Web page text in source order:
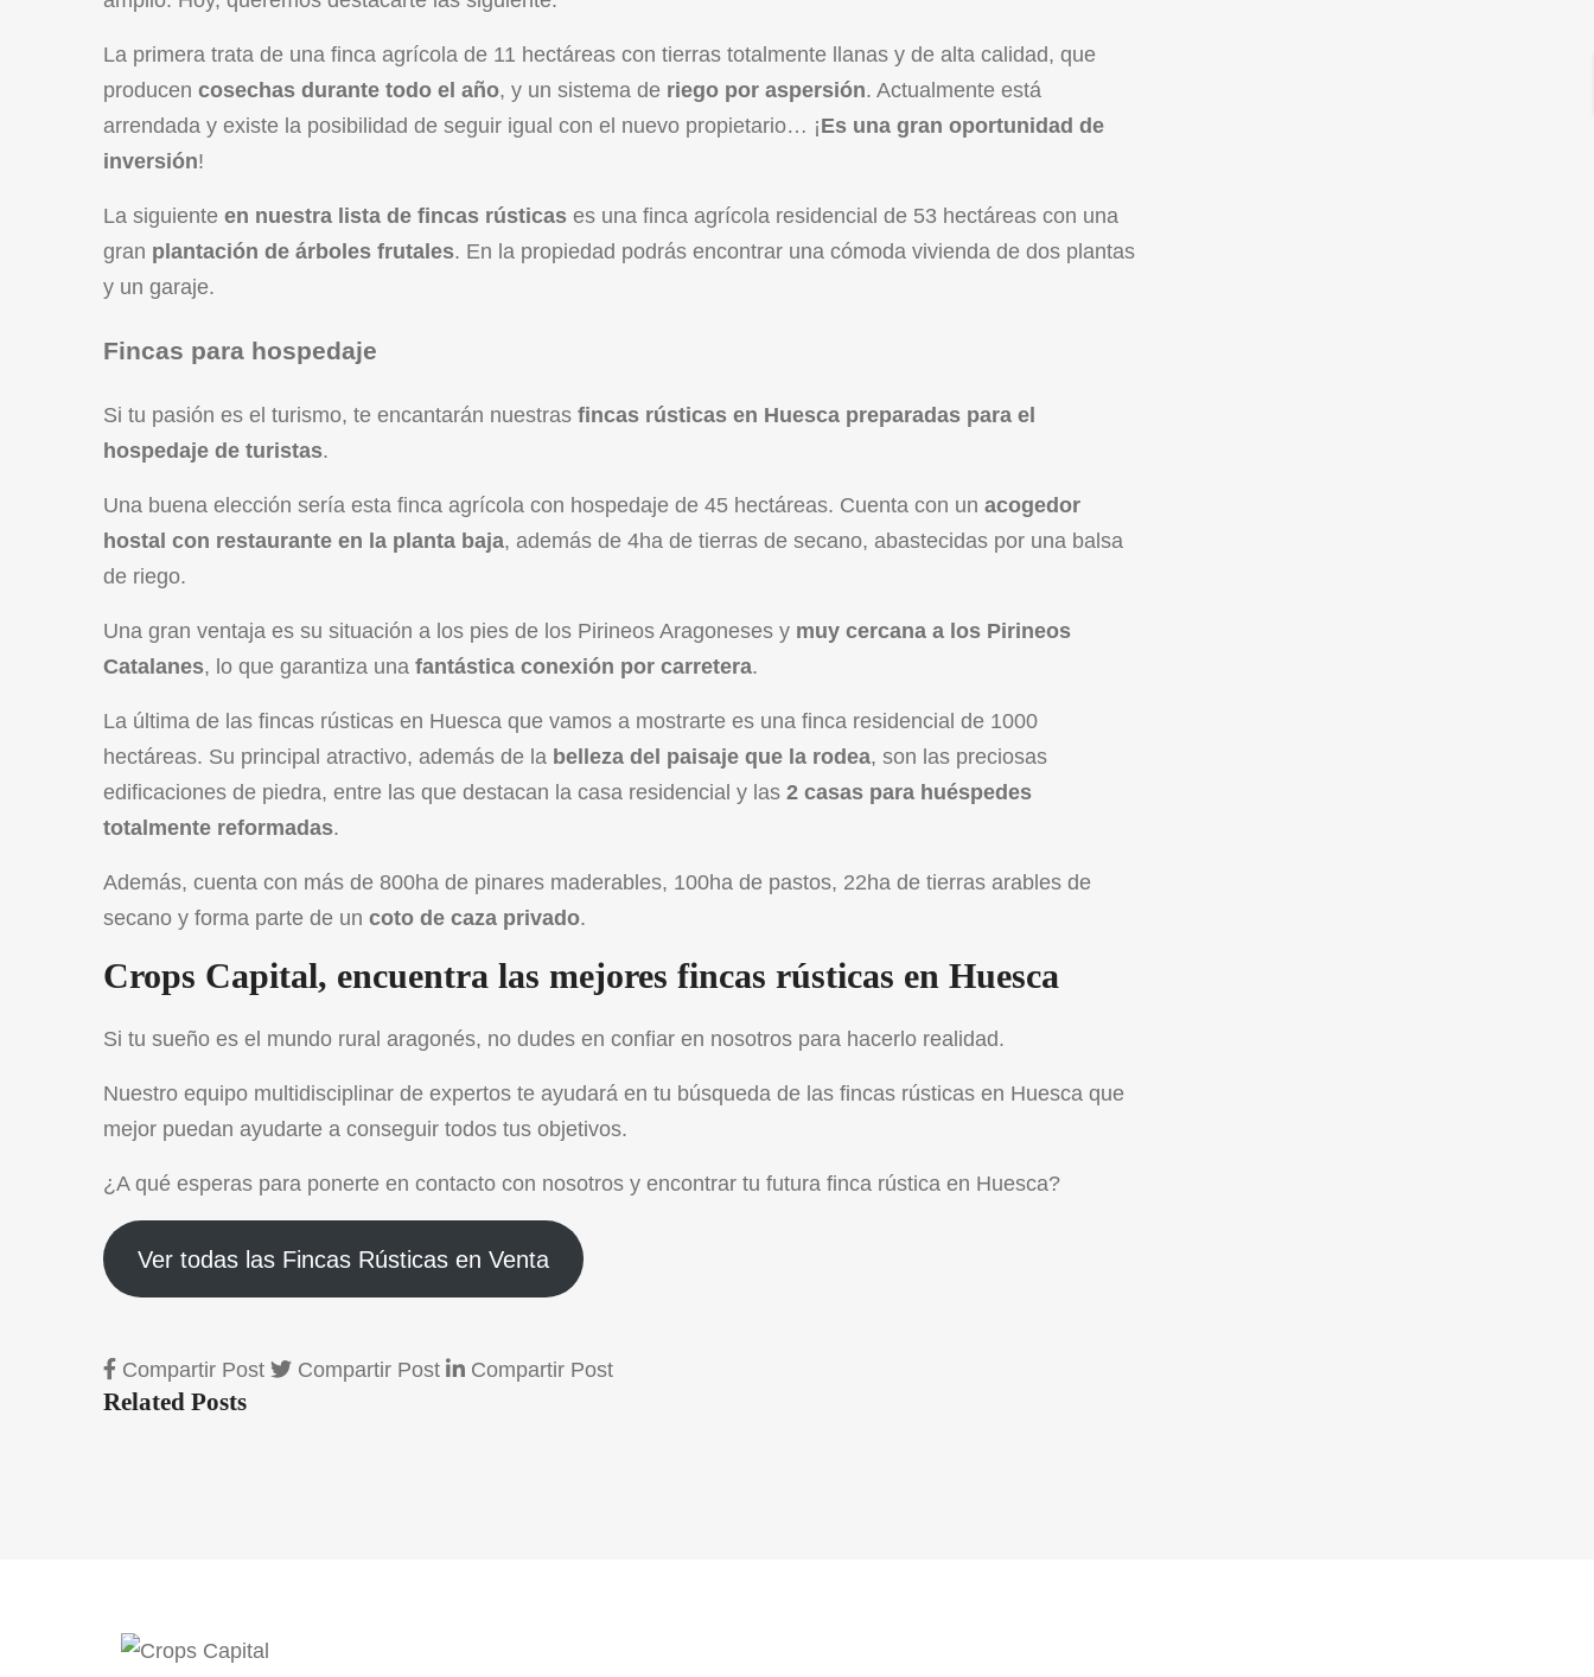
La primera trata de una finca agrícola de 11 hectáreas con tierras totalmente llanas y de alta calidad, que
producen cosechas durante todo el año, y un sistema de riego por aspersión. Actualmente está
arrendada y existe la posibilidad de seguir igual con el nuevo propietario… ¡Es una gran oportunidad de
inversión!
La siguiente en nuestra lista de fincas rústicas es una finca agrícola residencial de 53 hectáreas con una
gran plantación de árboles frutales. En la propiedad podrás encontrar una cómoda vivienda de dos plantas
y un garaje.
Fincas para hospedaje
Si tu pasión es el turismo, te encantarán nuestras fincas rústicas en Huesca preparadas para el
hospedaje de turistas.
Una buena elección sería esta finca agrícola con hospedaje de 45 hectáreas. Cuenta con un acogedor
hostal con restaurante en la planta baja, además de 4ha de tierras de secano, abastecidas por una balsa
de riego.
Una gran ventaja es su situación a los pies de los Pirineos Aragoneses y muy cercana a los Pirineos
Catalanes, lo que garantiza una fantástica conexión por carretera.
La última de las fincas rústicas en Huesca que vamos a mostrarte es una finca residencial de 1000
hectáreas. Su principal atractivo, además de la belleza del paisaje que la rodea, son las preciosas
edificaciones de piedra, entre las que destacan la casa residencial y las 2 casas para huéspedes
totalmente reformadas.
Además, cuenta con más de 800ha de pinares maderables, 100ha de pastos, 22ha de tierras arables de
secano y forma parte de un coto de caza privado.
Crops Capital, encuentra las mejores fincas rústicas en Huesca
Si tu sueño es el mundo rural aragonés, no dudes en confiar en nosotros para hacerlo realidad.
Nuestro equipo multidisciplinar de expertos te ayudará en tu búsqueda de las fincas rústicas en Huesca que
mejor puedan ayudarte a conseguir todos tus objetivos.
¿A qué esperas para ponerte en contacto con nosotros y encontrar tu futura finca rústica en Huesca?
Ver todas las Fincas Rústicas en Venta
Compartir Post Compartir Post Compartir Post
Related Posts